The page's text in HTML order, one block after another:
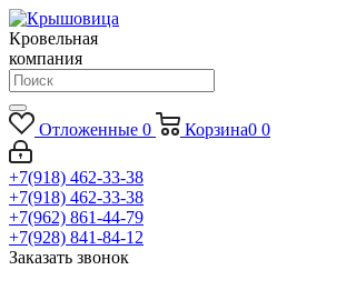
Кровельная
компания
Отложенные 0 Корзина0 0
+7(918) 462-33-38
+7(918) 462-33-38
+7(962) 861-44-79
+7(928) 841-84-12
Заказать звонок